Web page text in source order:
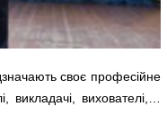
своє професійне
викладачі, вихователі,…